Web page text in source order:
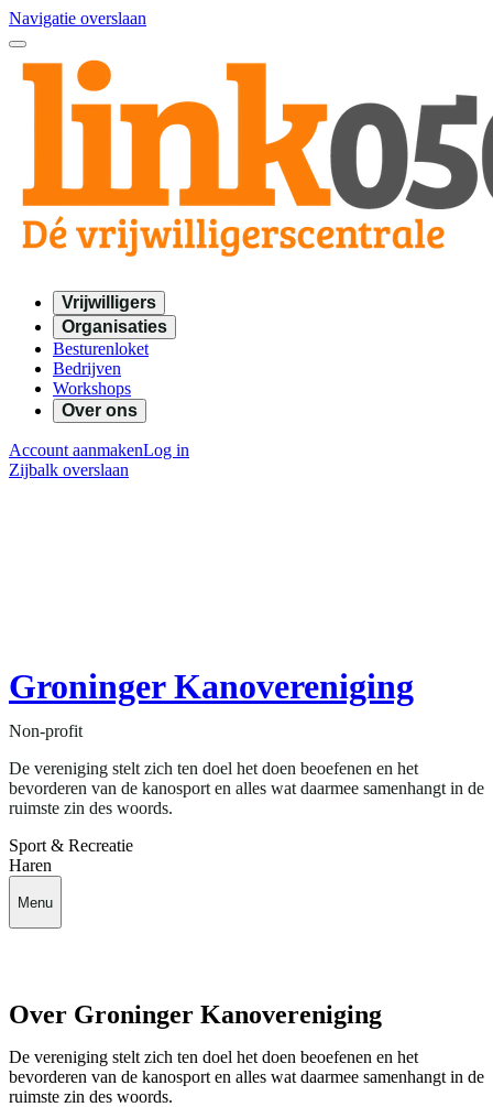
Navigatie overslaan
Vrijwilligers
Organisaties
Besturenloket
Bedrijven
Workshops
Over ons
Account aanmakenLog in
Zijbalk overslaan
Groninger Kanovereniging
Non-profit
De vereniging stelt zich ten doel het doen beoefenen en het
bevorderen van de kanosport en alles wat daarmee samenhangt in de
ruimste zin des woords.
Sport & Recreatie
Haren
Menu
Over Groninger Kanovereniging
De vereniging stelt zich ten doel het doen beoefenen en het
bevorderen van de kanosport en alles wat daarmee samenhangt in de
ruimste zin des woords.